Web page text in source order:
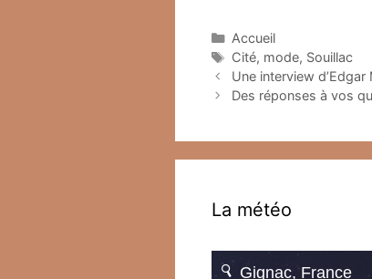
Catégories
Accueil
Étiquettes
Cité, mode, Souillac
Une interview
Des réponses à vos
La météo